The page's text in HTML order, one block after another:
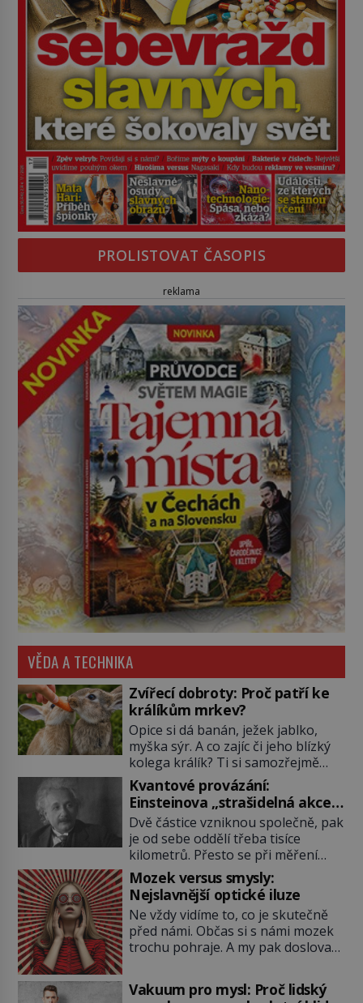
PROLISTOVAT ČASOPIS
reklama
VĚDA A TECHNIKA
Zvířecí dobroty: Proč patří ke
králíkům mrkev?
Opice si dá banán, ježek jablko,
myška sýr. A co zajíc či jeho blízký
kolega králík? Ti si samozřejmě
pochutnají na mrkvi! Proč jsou
podobné představy o potravě
zvířat často spíš mýty? Pokud máte
doma králíka, mrkev mu dát
můžete. A nejspíš mu i bude
chutnat, ovšem měl by ji mít jen
jako občasný pamlsek. […]
Kvantové provázání:
Einsteinova „strašidelná akce
na dálku“ dál mate i fascinuje
vědce
Dvě částice vzniknou společně, pak
je od sebe oddělí třeba tisíce
kilometrů. Přesto se při měření
chovají, jako by mezi nimi
existovalo neviditelné pouto. Albert
Einstein tomu s jistou dávkou
ironie říká „strašidelná akce na
dálku“ a dlouhá desetiletí věří, že
musí existovat jednodušší
však ukazují, že kvantový svět
Mozek versus smysly:
Nejslavnější optické iluze
Ne vždy vidíme to, co je skutečně
před námi. Občas si s námi mozek
trochu pohraje. A my pak doslova
vznikají ty nejpodivnější optické
iluze? Soustřeď se na to hlavní!
Vakuum pro mysl: Proč lidský